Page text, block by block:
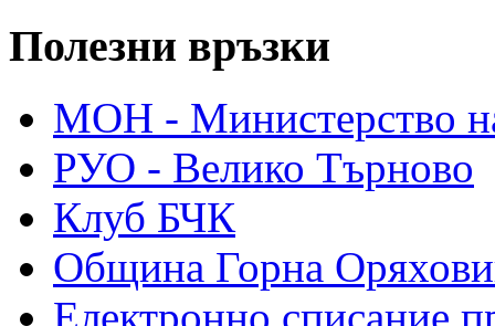
Полезни връзки
МОН - Министерство на
РУО - Велико Търново
Клуб БЧК
Община Горна
Електронно списание